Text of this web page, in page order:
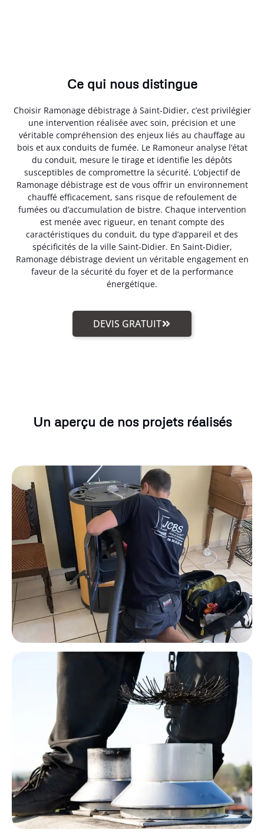
Ce qui nous distingue
Choisir Ramonage débistrage à Saint-Didier, c’est privilégier
une intervention réalisée avec soin, précision et une
véritable compréhension des enjeux liés au chauffage au
bois et aux conduits de fumée. Le Ramoneur analyse l’état
du conduit, mesure le tirage et identifie les dépôts
susceptibles de compromettre la sécurité. L’objectif de
Ramonage débistrage est de vous offrir un environnement
chauffé efficacement, sans risque de refoulement de
fumées ou d’accumulation de bistre. Chaque intervention
est menée avec rigueur, en tenant compte des
caractéristiques du conduit, du type d’appareil et des
spécificités de la ville Saint-Didier. En Saint-Didier,
Ramonage débistrage devient un véritable engagement en
faveur de la sécurité du foyer et de la performance
énergétique.
DEVIS GRATUIT
Un aperçu de nos projets réalisés